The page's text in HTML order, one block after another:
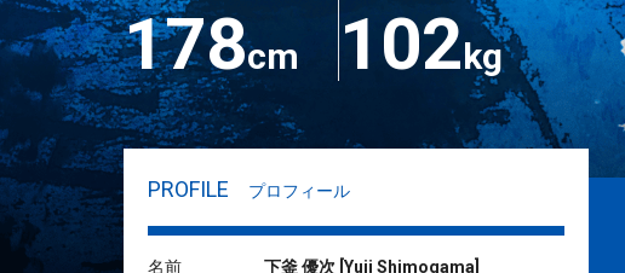
178cm 102kg
PROFILE プロフィール
名前 下釜 優次 Yuji Shimogama